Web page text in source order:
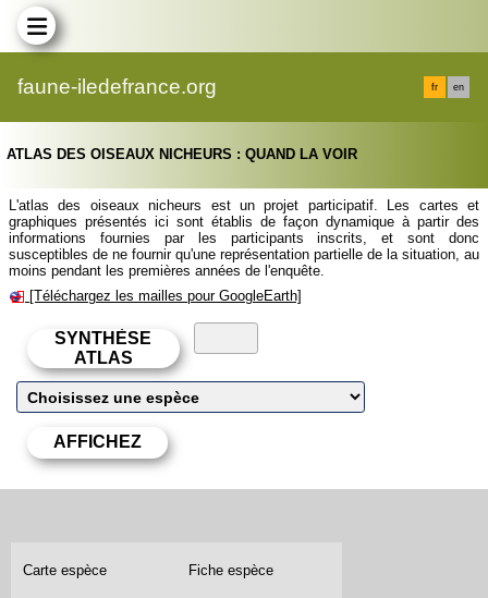
faune-iledefrance.org fr en
ATLAS DES OISEAUX NICHEURS : QUAND LA VOIR
L'atlas des oiseaux nicheurs est un projet participatif. Les cartes et
graphiques présentés ici sont établis de façon dynamique à partir des
informations fournies par les participants inscrits, et sont donc
susceptibles de ne fournir qu'une représentation partielle de la situation, au
moins pendant les premières années de l'enquête.
[Téléchargez les mailles pour GoogleEarth]
Carte espèce Fiche espèce